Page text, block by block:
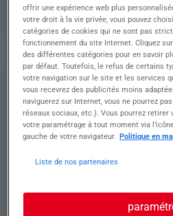
Salaire
Ville
Référence
Contact
Tél.
offrir une expérience web plus
votre droit à la vie privée, vous pouvez
catégories de cookies qui ne sont pas
fonctionnement du site Internet. Cliquez
des différentes catégories pour en savoir
par défaut. Toutefois, le refus de certains
votre navigation sur le site et les services
vous recevrez des publicités moins
naviguerez sur Internet, vous ne pourrez
réseaux sociaux, etc.). Vous pourrez
votre paramétrage à tout moment via
gauche de votre navigateur. Politique en
Liste de nos partenaires